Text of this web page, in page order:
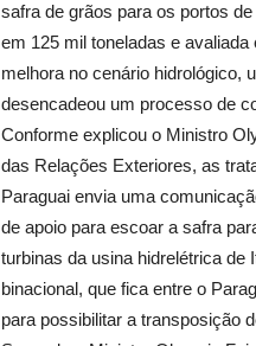
safra de grãos para os portos
em 125 mil toneladas e
melhora no cenário hidrológico,
desencadeou um processo de
Conforme explicou o Ministro
das Relações Exteriores, as
Paraguai envia uma
de apoio para escoar a safra
turbinas da usina hidrelétrica de
binacional, que fica entre o
para possibilitar a transposição